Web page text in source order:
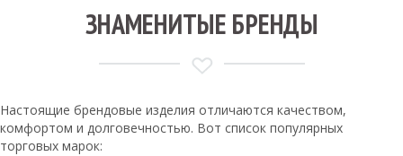
ЗНАМЕНИТЫЕ БРЕНДЫ
Настоящие брендовые изделия отличаются качеством,
комфортом и долговечностью. Вот список популярных
торговых марок: